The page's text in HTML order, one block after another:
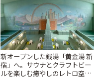
新オープンした銭湯「黄金湯 新
宿」へ。サウナとクラフトビー
ルを楽しむ癒やしのレトロ空間